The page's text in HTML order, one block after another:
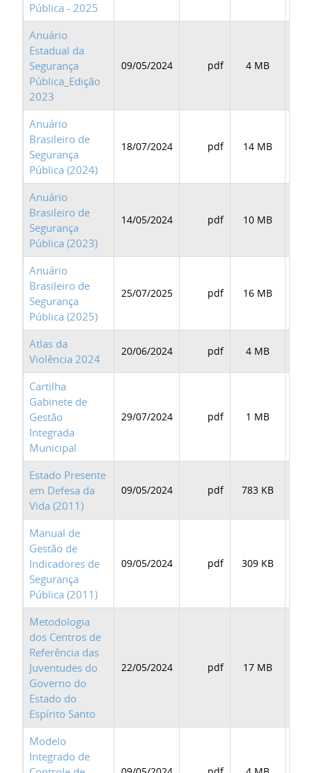
Pública - 2025
Anuário
Estadual da
Segurança
Pública_Edição
2023
09/05/2024 pdf 4 MB
Anuário
Brasileiro de
Segurança
Pública (2024)
18/07/2024 pdf 14 MB
Anuário
Brasileiro de
Segurança
Pública (2023)
14/05/2024 pdf 10 MB
Anuário
Brasileiro de
Segurança
Pública (2025)
25/07/2025 pdf 16 MB
Atlas da
Violência 2024
20/06/2024 pdf 4 MB
Cartilha
Gabinete de
Gestão
Integrada
Municipal
29/07/2024 pdf 1 MB
Estado Presente
em Defesa da
Vida (2011)
09/05/2024 pdf 783 KB
Manual de
Gestão de
Indicadores de
Segurança
Pública (2011)
09/05/2024 pdf 309 KB
Metodologia
dos Centros de
Referência das
Juventudes do
Governo do
Estado do
Espírito Santo
22/05/2024 pdf 17 MB
Modelo
Integrado de